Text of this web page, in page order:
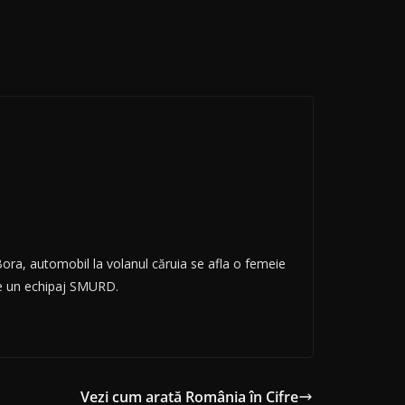
automobil la volanul căruia se afla o femeie
echipaj SMURD.
Vezi cum arată România în Cifre